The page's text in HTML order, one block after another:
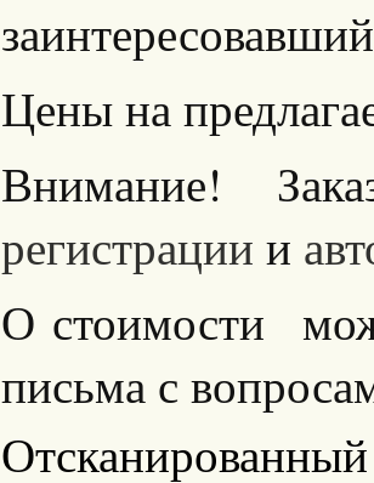
Цены на
Внимание!
регистрации и
О стоимости
письма с